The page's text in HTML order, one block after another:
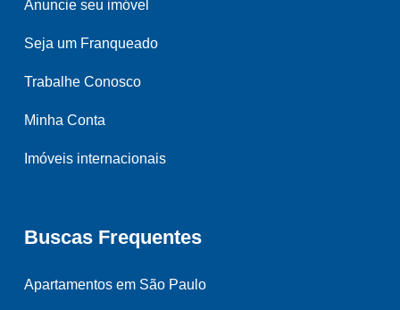
Anuncie seu imóvel
Seja um Franqueado
Trabalhe Conosco
Minha Conta
Imóveis internacionais
Buscas Frequentes
Apartamentos em São Paulo